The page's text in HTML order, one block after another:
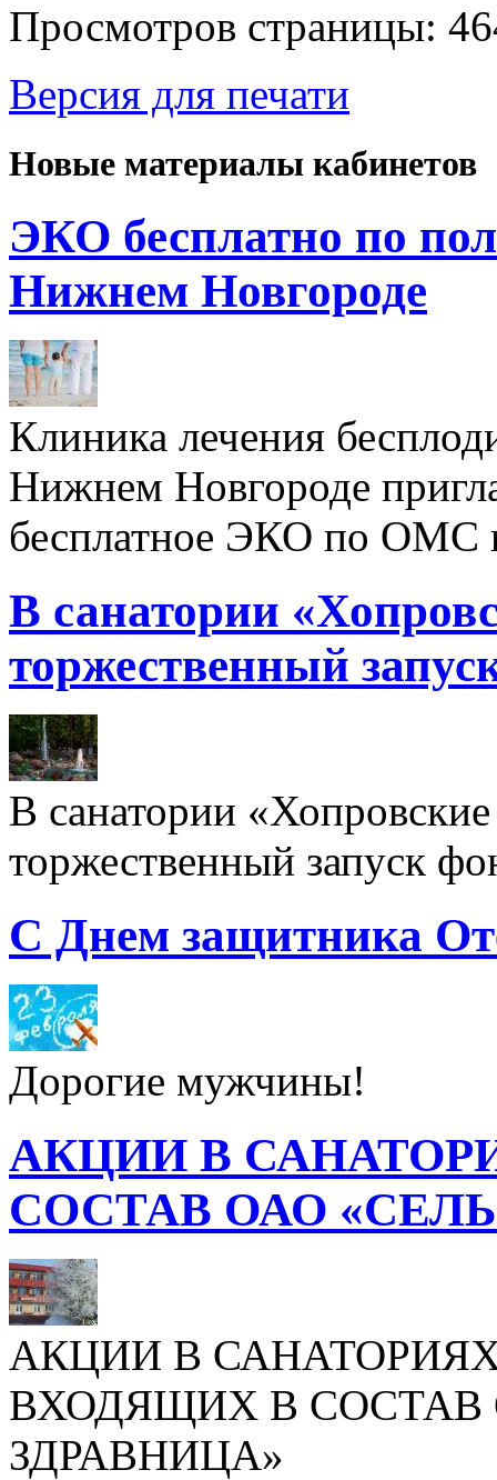
Просмотров страницы:
Версия для печати
Новые материалы кабинетов
ЭКО бесплатно по
Нижнем Новгороде
Клиника лечения
Нижнем Новгороде
бесплатное ЭКО по ОМС
В санатории
торжественный
В санатории «Хопровские
торжественный запуск
С Днем защитника
Дорогие мужчины!
АКЦИИ В
СОСТАВ ОАО
АКЦИИ В
ВХОДЯЩИХ В СОСТАВ
ЗДРАВНИЦА»